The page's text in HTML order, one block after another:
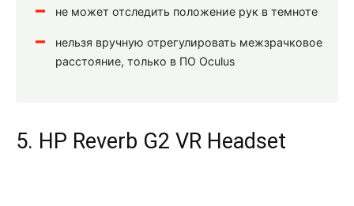
не может отследить положение рук в темноте
нельзя вручную отрегулировать межзрачковое
расстояние, только в ПО Oculus
5. HP Reverb G2 VR Headset